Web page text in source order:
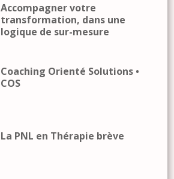
Accompagner votre
transformation, dans une
logique de sur-mesure
Coaching Orienté Solutions •
COS
La PNL en Thérapie brève